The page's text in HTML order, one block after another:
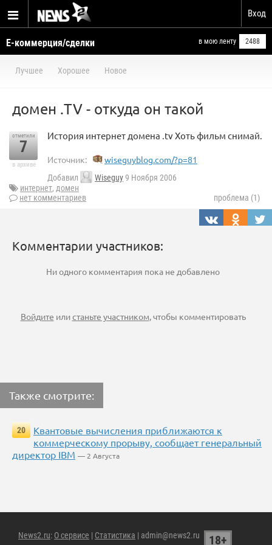
Вход
Е-коммерция/сделки в мою ленту 2488
Лучшее Хорошее Новое
домен .TV - откуда он такой
отметили
7
в архиве
История интернет домена .tv Хоть фильм снимай.
Источник: wiseguyblog.com/?p=81
Добавил Wiseguy9 Ноября 2006
интернет, домен
нет комментариев
проблема (1)
Комментарии участников:
Ни одного комментария пока не добавлено
Войдите илистаньте участником, чтобы комментировать
Также смотрите:
20
Квантовые вычисления приближаются к
коммерческому прорыву, сообщает генеральный
директор IBM — 2 Августа
News2.ru: О сервисе | Статистика | admin@news2.ru 18+